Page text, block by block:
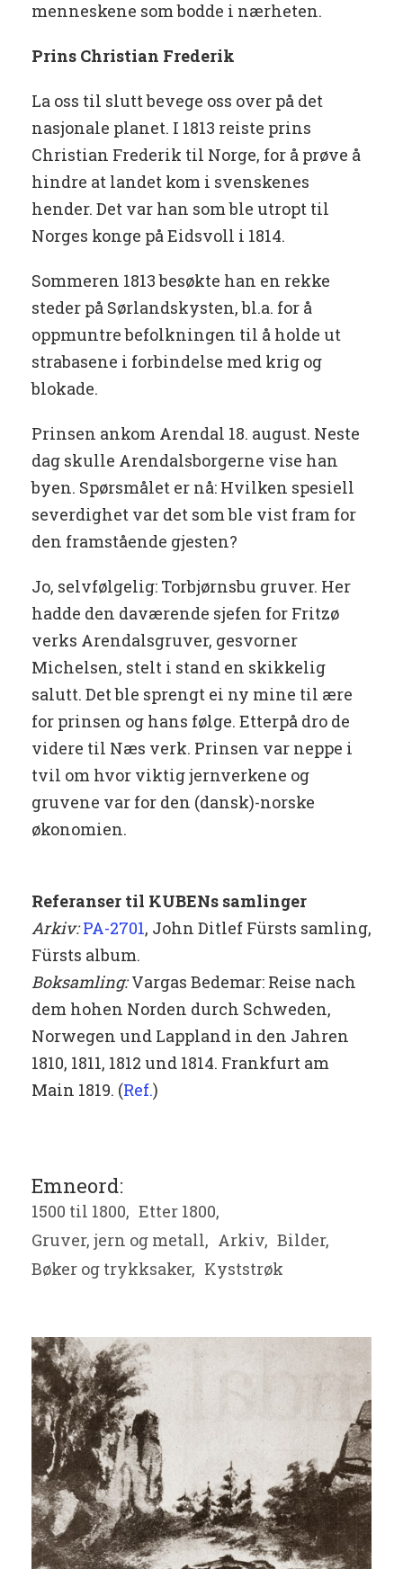
menneskene som bodde i nærheten.
Prins Christian Frederik
La oss til slutt bevege oss over på det
nasjonale planet. I 1813 reiste prins
Christian Frederik til Norge, for å prøve å
hindre at landet kom i svenskenes
hender. Det var han som ble utropt til
Norges konge på Eidsvoll i 1814.
Sommeren 1813 besøkte han en rekke
steder på Sørlandskysten, bl.a. for å
oppmuntre befolkningen til å holde ut
strabasene i forbindelse med krig og
blokade.
Prinsen ankom Arendal 18. august. Neste
dag skulle Arendalsborgerne vise han
byen. Spørsmålet er nå: Hvilken spesiell
severdighet var det som ble vist fram for
den framstående gjesten?
Jo, selvfølgelig: Torbjørnsbu gruver. Her
hadde den daværende sjefen for Fritzø
verks Arendalsgruver, gesvorner
Michelsen, stelt i stand en skikkelig
salutt. Det ble sprengt ei ny mine til ære
for prinsen og hans følge. Etterpå dro de
videre til Næs verk. Prinsen var neppe i
tvil om hvor viktig jernverkene og
gruvene var for den (dansk)-norske
økonomien.
Referanser til KUBENs samlinger
Arkiv: PA-2701, John Ditlef Fürsts samling,
Fürsts album.
Boksamling:Vargas Bedemar: Reise nach
dem hohen Norden durch Schweden,
Norwegen und Lappland in den Jahren
1810, 1811, 1812 und 1814. Frankfurt am
Main 1819. (Ref.)
Emneord:
1500 til 1800, Etter 1800,
Gruver, jern og metall, Arkiv, Bilder,
Bøker og trykksaker, Kyststrøk